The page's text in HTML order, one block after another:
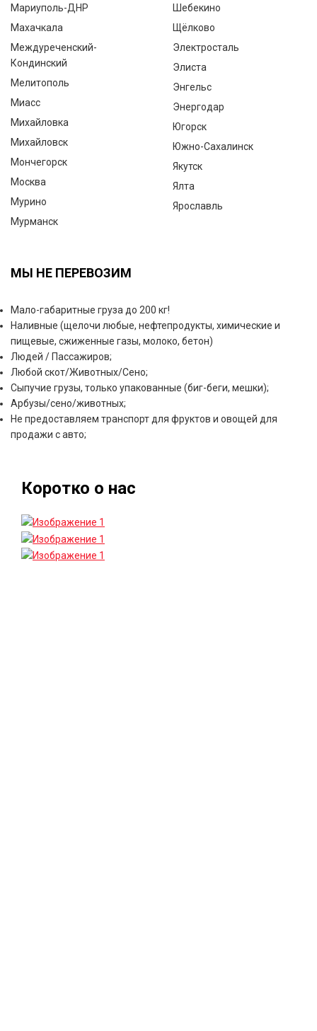
Мариуполь-ДНР
Махачкала
Междуреченский-
Кондинский
Мелитополь
Миасс
Михайловка
Михайловск
Мончегорск
Москва
Мурино
Мурманск
Шебекино
Щёлково
Электросталь
Элиста
Энгельс
Энергодар
Югорск
Южно-Сахалинск
Якутск
Ялта
Ярославль
МЫ НЕ ПЕРЕВОЗИМ
Мало-габаритные груза до 200 кг!
Наливные (щелочи любые, нефтепродукты, химические и
пищевые, сжиженные газы, молоко, бетон)
Людей / Пассажиров;
Любой скот/Животных/Сено;
Сыпучие грузы, только упакованные (биг-беги, мешки);
Арбузы/сено/животных;
Не предоставляем транспорт для фруктов и овощей для
продажи с авто;
Коротко о нас